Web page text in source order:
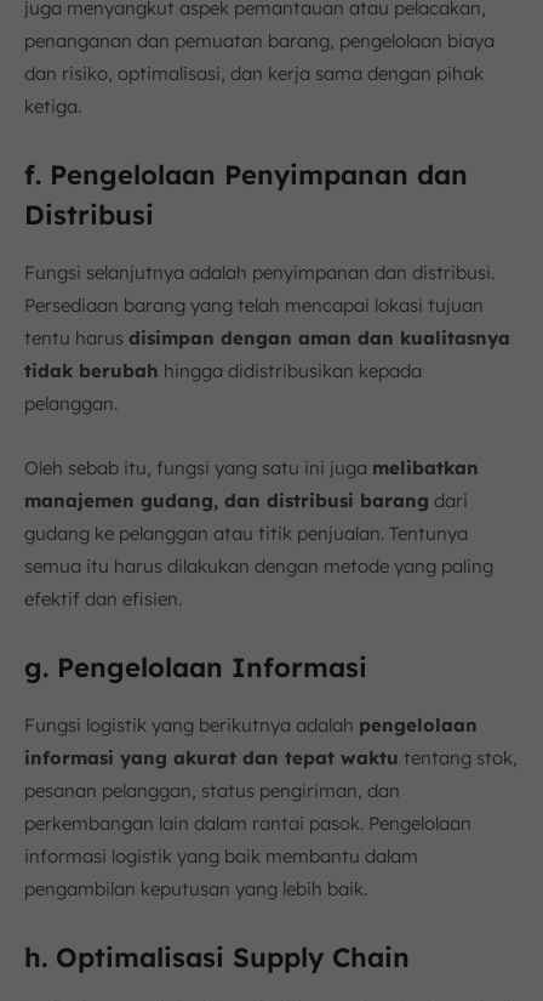
juga menyangkut aspek pemantauan atau pelacakan,
penanganan dan pemuatan barang, pengelolaan biaya
dan risiko, optimalisasi, dan kerja sama dengan pihak
ketiga.
f. Pengelolaan Penyimpanan dan
Distribusi
Fungsi selanjutnya adalah penyimpanan dan distribusi.
Persediaan barang yang telah mencapai lokasi tujuan
tentu harus disimpan dengan aman dan kualitasnya
tidak berubah hingga didistribusikan kepada
pelanggan.
Oleh sebab itu, fungsi yang satu ini juga melibatkan
manajemen gudang, dan distribusi barang dari
gudang ke pelanggan atau titik penjualan. Tentunya
semua itu harus dilakukan dengan metode yang paling
efektif dan efisien.
g. Pengelolaan Informasi
Fungsi logistik yang berikutnya adalah pengelolaan
informasi yang akurat dan tepat waktu tentang stok,
pesanan pelanggan, status pengiriman, dan
perkembangan lain dalam rantai pasok. Pengelolaan
informasi logistik yang baik membantu dalam
pengambilan keputusan yang lebih baik.
h. Optimalisasi Supply Chain